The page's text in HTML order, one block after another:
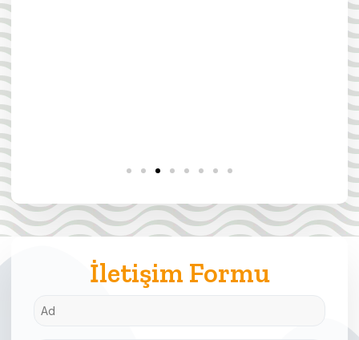
İletişim Formu